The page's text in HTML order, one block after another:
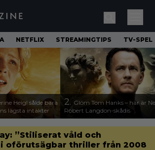
NETFLIX STREAMINGTIPS TV-SPEL
Heigl sålde bara
lägsta intäkter
2. Glöm Tom Hanks – här är
Robert Langdon-skådis
”Stiliserat våld och
oförutsägbar thriller från 2008